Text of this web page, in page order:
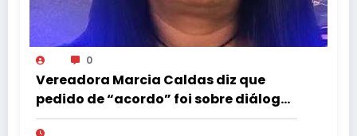
0
Vereadora Marcia Caldas diz que
pedido de “acordo” foi sobre diálogo
institucional